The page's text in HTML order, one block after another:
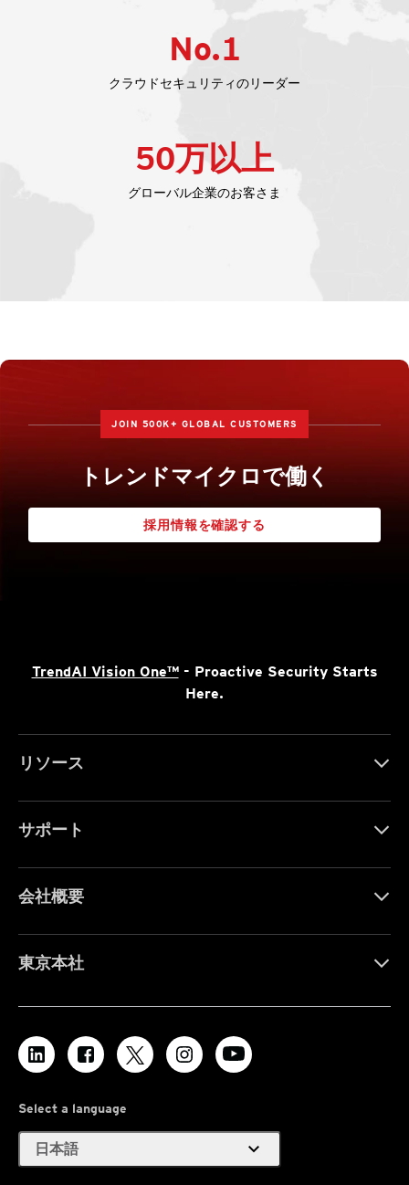
No.1
クラウドセキュリティのリーダー
50万以上
グローバル企業のお客さま
JOIN 500K+ GLOBAL CUSTOMERS
トレンドマイクロで働く
採用情報を確認する
TrendAI Vision One™- Proactive Security Starts
Here.
リソース
サポート
会社概要
東京本社
Select a language
日本語 expand_more